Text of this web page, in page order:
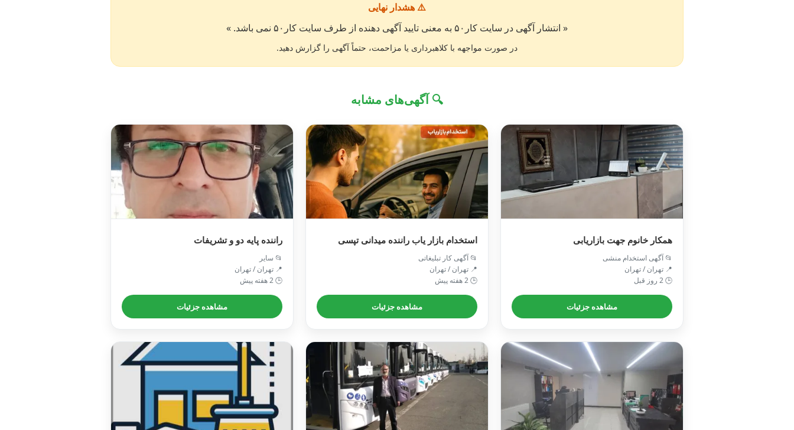
⚠️ هشدار نهایی
« انتشار آگهی در سایت کار۵۰ به معنی تایید آگهی دهنده از طرف سایت کار۵۰ نمی باشد. »
در صورت مواجهه با کلاهبرداری یا مزاحمت، حتماً آگهی را گزارش دهید.
🔍 آگهی‌های مشابه
همکار خانوم جهت بازاریابی
📂 آگهی استخدام منشی
📍 تهران / تهران
🕒 2 روز قبل
مشاهده جزئیات
استخدام بازار یاب راننده میدانی تپسی
📂 آگهی کار تبلیغاتی
📍 تهران / تهران
🕒 2 هفته پیش
مشاهده جزئیات
راننده پایه دو و تشریفات
📂 سایر
📍 تهران / تهران
🕒 2 هفته پیش
مشاهده جزئیات